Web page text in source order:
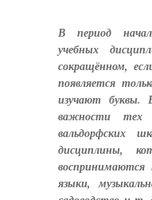
В период
учебных
сокращённом,
появляется
изучают буквы.
важности тех
вальдорфских
дисциплины,
языки,